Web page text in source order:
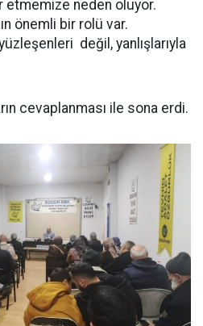
neden oluyor.
önemli bir rolü var.
değil, yanlışlarıyla
cevaplanması ile sona erdi.